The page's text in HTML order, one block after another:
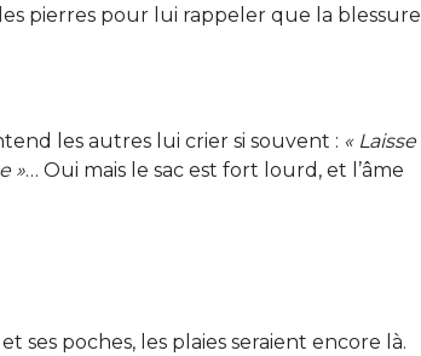
pierres pour lui rappeler que la blessure
les autres lui crier si souvent : « Laisse
»… Oui mais le sac est fort lourd, et l’âme
ses poches, les plaies seraient encore là.